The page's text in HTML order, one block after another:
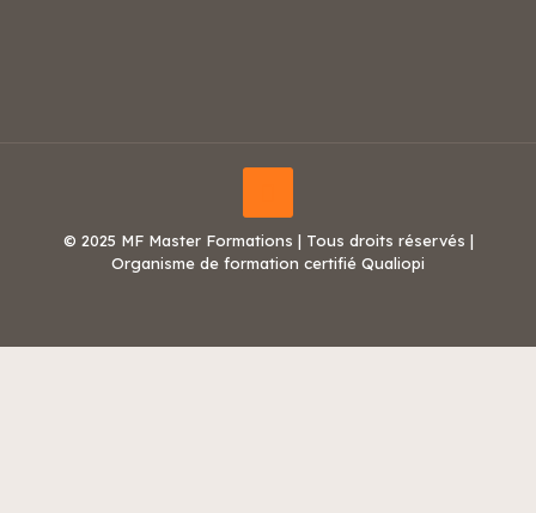
© 2025 MF Master Formations | Tous droits réservés |
Organisme de formation certifié Qualiopi